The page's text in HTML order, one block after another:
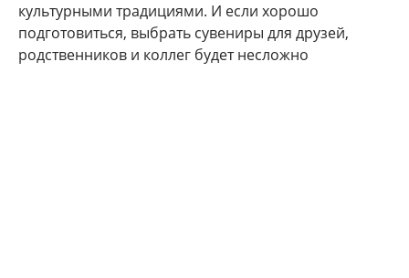
культурными традициями. И если хорошо
подготовиться, выбрать сувениры для друзей,
родственников и коллег будет несложно